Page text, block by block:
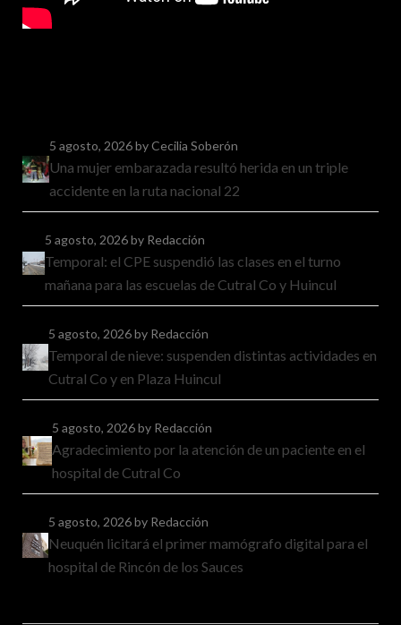
5 agosto, 2026by Cecilia Soberón
Una mujer embarazada resultó herida en un triple
accidente en la ruta nacional 22
5 agosto, 2026by Redacción
Temporal: el CPE suspendió las clases en el turno
mañana para las escuelas de Cutral Co y Huincul
5 agosto, 2026by Redacción
Temporal de nieve: suspenden distintas actividades en
Cutral Co y en Plaza Huincul
5 agosto, 2026by Redacción
Agradecimiento por la atención de un paciente en el
hospital de Cutral Co
5 agosto, 2026by Redacción
Neuquén licitará el primer mamógrafo digital para el
hospital de Rincón de los Sauces